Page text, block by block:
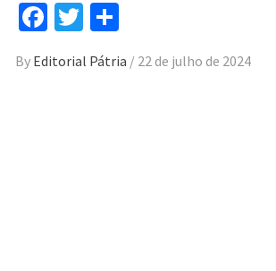
Facebook
Twitter
By Editorial Pátria / 22 de julho de 2024